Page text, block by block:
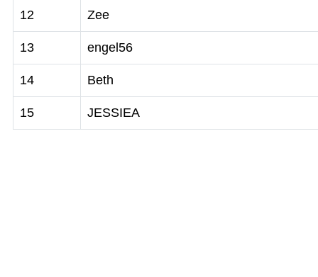
12 Zee
13 engel56
14 Beth
15 JESSIEA